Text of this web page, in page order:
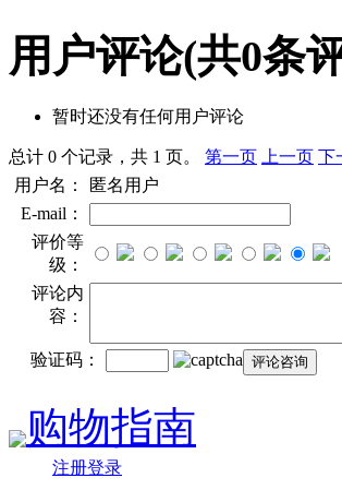
用户评论(共0条
暂时还没有任何用户评论
总计 0 个记录，共 1 页。 第一页 上一页 下
用户名：
匿名用户
E-mail：
评价等
级：
评论内
容：
验证码：
购物指南
注册登录